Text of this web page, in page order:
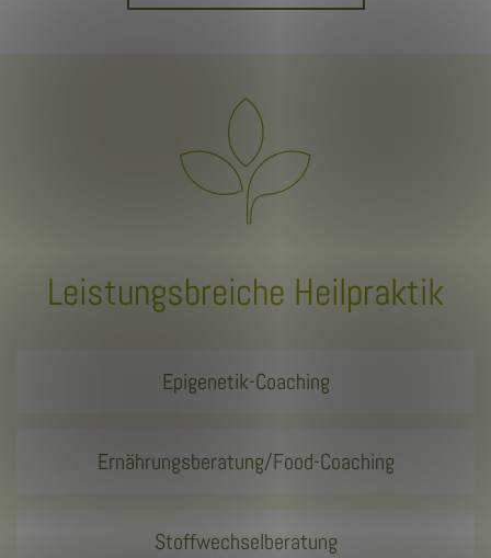
Leistungsbreiche Heilpraktik
Epigenetik-Coaching
Ernährungsberatung/Food-Coaching
Stoffwechselberatung